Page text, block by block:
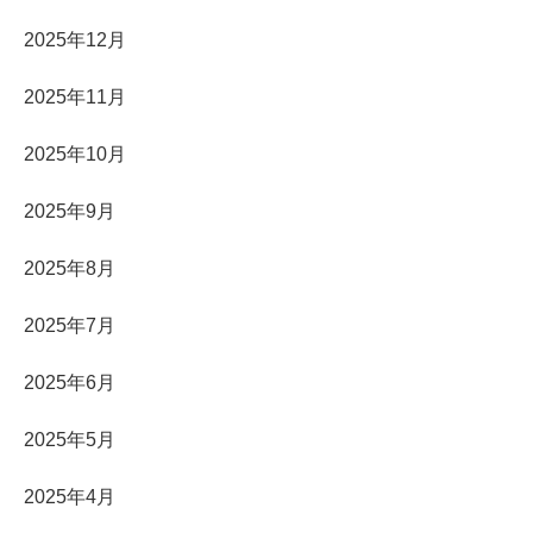
2025年12月
2025年11月
2025年10月
2025年9月
2025年8月
2025年7月
2025年6月
2025年5月
2025年4月